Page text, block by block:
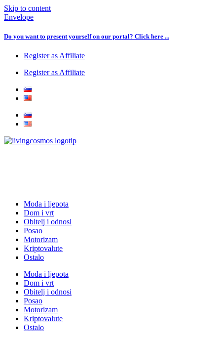
Skip to content
Envelope
Do you want to present yourself on our portal? Click here ...
Register as Affiliate
Register as Affiliate
Moda i ljepota
Dom i vrt
Obitelj i odnosi
Posao
Motorizam
Kriptovalute
Ostalo
Moda i ljepota
Dom i vrt
Obitelj i odnosi
Posao
Motorizam
Kriptovalute
Ostalo